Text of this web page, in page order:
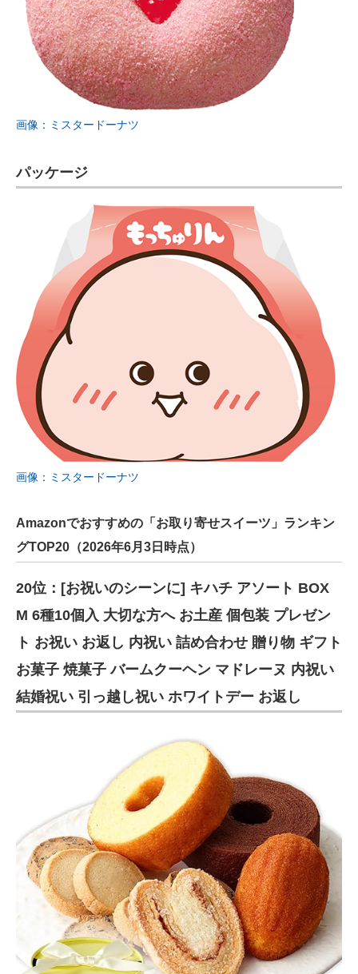
画像：ミスタードーナツ
パッケージ
画像：ミスタードーナツ
Amazonでおすすめの「お取り寄せスイーツ」ランキン
グTOP20（2026年6月3日時点）
20位：[お祝いのシーンに] キハチ アソート BOX
M 6種10個入 大切な方へ お土産 個包装 プレゼン
ト お祝い お返し 内祝い 詰め合わせ 贈り物 ギフト
お菓子 焼菓子 バームクーヘン マドレーヌ 内祝い
結婚祝い 引っ越し祝い ホワイトデー お返し